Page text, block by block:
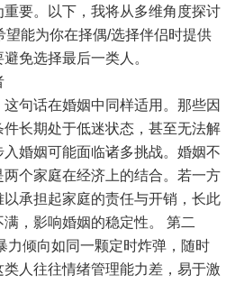
要。以下，我将从多维角度探讨
能为你在择偶/选择伴侣时提供
免选择最后一类人。
句话在婚姻中同样适用。那些因
长期处于低迷状态，甚至无法解
婚姻可能面临诸多挑战。婚姻不
个家庭在经济上的结合。若一方
承担起家庭的责任与开销，长此
，影响婚姻的稳定性。
第二
力倾向如同一颗定时炸弹，随时
人往往情绪管理能力差，易于激